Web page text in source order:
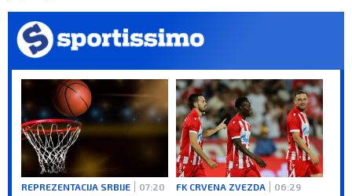
REPREZENTACIJA SRBIJE 07:20 FK CRVENA ZVEZDA 06:29